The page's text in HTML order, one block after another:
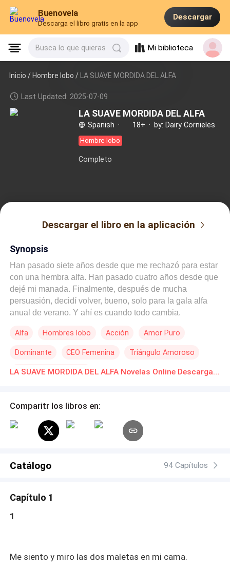
Buenovela
Descarga el libro gratis en la app
Descargar
Busca lo que quieras Mi biblioteca
Inicio /Hombre lobo / LA SUAVE MORDIDA DEL ALFA
Last Updated: 2025-07-09
LA SUAVE MORDIDA DEL ALFA
Spanish · 18+ · by: Dairy Cornieles
Hombre lobo
Completo
Descargar el libro en la aplicación
Synopsis
Han pasado siete años desde que me rechazó para estar
con una hembra alfa. Han pasado cuatro años desde que
dejé mi manada. Finalmente, después de mucha
persuasión, decidí volver, bueno, solo para la gala alfa
anual de verano. Y ahí es cuando todo cambia.
Alfa Hombres lobo Acción Amor Puro
Dominante CEO Femenina Triángulo Amoroso
Segunda Oportunidad LA SUAVE MORDIDA DEL ALFA Novelas Online Descarga gratuita de PDF
Comparitr los libros en:
Catálogo 94 Capítulos
Capítulo 1
1
Me siento y miro las dos maletas en mi cama.